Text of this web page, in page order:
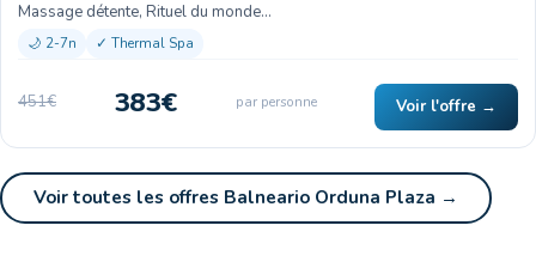
Massage détente, Rituel du monde…
🌙 2-7n ✓ Thermal Spa
451€ 383€ par personne Voir l'offre →
Voir toutes les offres Balneario Orduna Plaza →